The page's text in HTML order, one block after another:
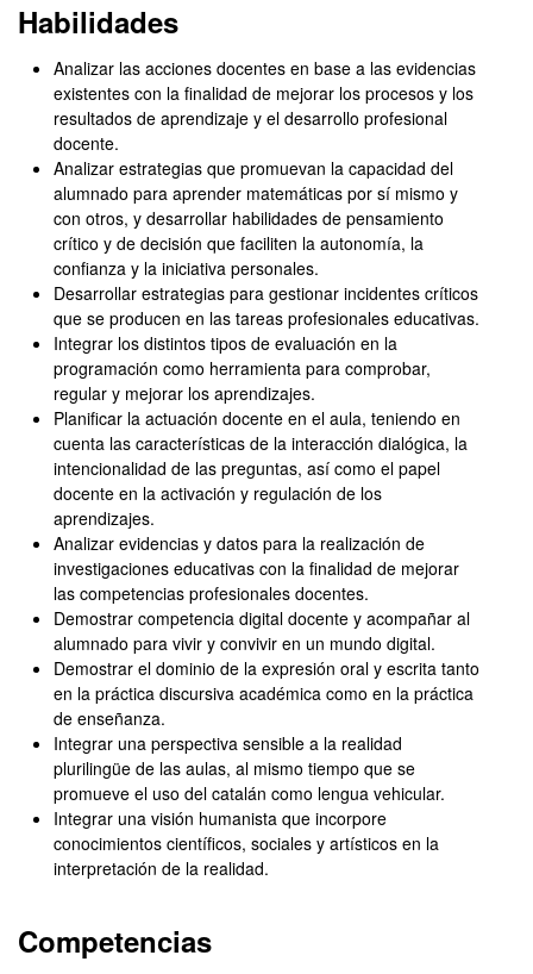
Habilidades
Analizar las acciones docentes en base a las evidencias
existentes con la finalidad de mejorar los procesos y los
resultados de aprendizaje y el desarrollo profesional
docente.
Analizar estrategias que promuevan la capacidad del
alumnado para aprender matemáticas por sí mismo y
con otros, y desarrollar habilidades de pensamiento
crítico y de decisión que faciliten la autonomía, la
confianza y la iniciativa personales.
Desarrollar estrategias para gestionar incidentes críticos
que se producen en las tareas profesionales educativas.
Integrar los distintos tipos de evaluación en la
programación como herramienta para comprobar,
regular y mejorar los aprendizajes.
Planificar la actuación docente en el aula, teniendo en
cuenta las características de la interacción dialógica, la
intencionalidad de las preguntas, así como el papel
docente en la activación y regulación de los
aprendizajes.
Analizar evidencias y datos para la realización de
investigaciones educativas con la finalidad de mejorar
las competencias profesionales docentes.
Demostrar competencia digital docente y acompañar al
alumnado para vivir y convivir en un mundo digital.
Demostrar el dominio de la expresión oral y escrita tanto
en la práctica discursiva académica como en la práctica
de enseñanza.
Integrar una perspectiva sensible a la realidad
plurilingüe de las aulas, al mismo tiempo que se
promueve el uso del catalán como lengua vehicular.
Integrar una visión humanista que incorpore
conocimientos científicos, sociales y artísticos en la
interpretación de la realidad.
Competencias